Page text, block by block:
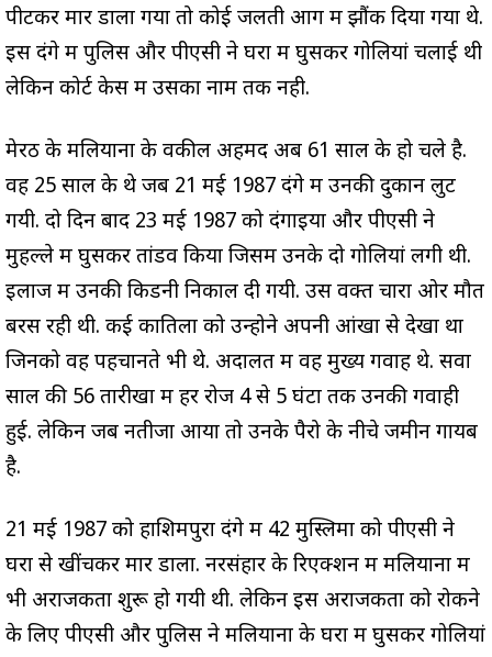
पीटकर मार डाला गया तो कोई जलती आग में झौंक दिया गया थे.
इस दंगे में पुलिस और पीएसी ने घरों में घुसकर गोलियां चलाई थी
लेकिन कोर्ट केस में उसका नाम तक नही.
मेरठ के मलियाना के वकील अहमद अब 61 साल के हो चले है.
वह 25 साल के थे जब 21 मई 1987 दंगे में उनकी दुकान लुट
गयी. दो दिन बाद 23 मई 1987 को दंगाइयों और पीएसी ने
मुहल्ले में घुसकर तांडव किया जिसमें उनके दो गोलियां लगी थी.
इलाज में उनकी किडनी निकाल दी गयी. उस वक्त चारों ओर मौत
बरस रही थी. कई कातिलों को उन्होने अपनी आंखों से देखा था
जिनको वह पहचानते भी थे. अदालत में वह मुख्य गवाह थे. सवा
साल की 56 तारीखों में हर रोज 4 से 5 घंटों तक उनकी गवाही
हुई. लेकिन जब नतीजा आया तो उनके पैरो के नीचे जमीन गायब
है.
21 मई 1987 को हाशिमपुरा दंगे में 42 मुस्लिमों को पीएसी ने
घरों से खींचकर मार डाला. नरसंहार के रिएक्शन में मलियाना में
भी अराजकता शुरू हो गयी थी. लेकिन इस अराजकता को रोकने
के लिए पीएसी और पुलिस ने मलियाना के घरों में घुसकर गोलियां